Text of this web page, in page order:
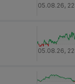
05.08.26,
05.08.26,